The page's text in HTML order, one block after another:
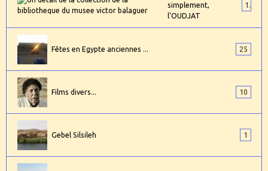
simplement,
l'OUDJAT
Fêtes en Egypte anciennes ... 25
Films divers... 10
Gebel Silsileh 1